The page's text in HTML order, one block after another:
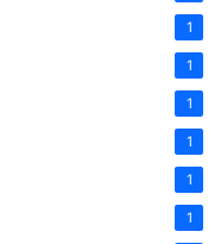
1
1
1
1
1
1